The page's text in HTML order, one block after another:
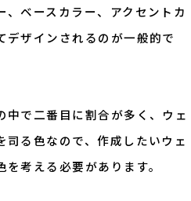
ベースカラー、アクセントカ
デザインされるのが一般的で
中で二番目に割合が多く、ウェ
る色なので、作成したいウェ
考える必要があります。